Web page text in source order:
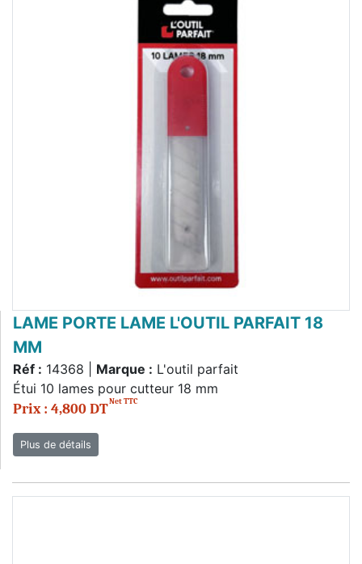
LAME PORTE LAME L'OUTIL PARFAIT 18
MM
Réf : 14368 | Marque : L'outil parfait
Étui 10 lames pour cutteur 18 mm
Prix : 4,800 DTNet TTC
Plus de détails